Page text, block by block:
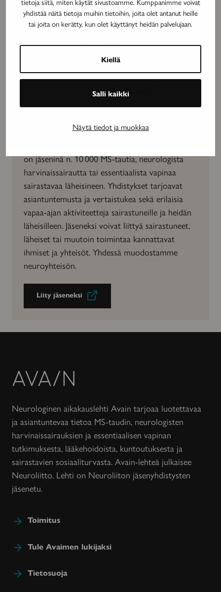
yhdistää näitä tietoja muihin tietoihin, joita olet antanut heille
tai joita on kerätty, kun olet käyttänyt heidän palvelujaan.
Kiellä
Salli kaikki
Näytä tiedot ja muokkaa
Tule mukaan neuroyhteisöön
on jäseninä n. 10 000 MS-tautia, neurologista
harvinaissairautta tai essentiaalista vapinaa
sairastavaa läheisineen. Yhdistykset tarjoavat
asiantuntemusta ja vertaistukea sekä erilaisia
vapaa-ajan aktiviteetteja sairastuneille ja heidän
läheisilleen. Jäseneksi voivat liittyä sairastuneet,
läheiset tai muutoin toimintaa kannattavat
ihmiset ja yhteisöt. Yhdessä muodostamme
neuroyhteisön.
Liity jäseneksi
Avain-
lehti
Neurologinen aikakauslehti Avain tarjoaa luotettavaa
ja asiantuntevaa tietoa MS-taudin, neurologisten
harvinaissairauksien ja essentiaalisen vapinan
tutkimuksesta, lääkehoidoista, kuntoutuksesta ja
sairastavien sosiaaliturvasta. Avain-lehteä julkaisee
Neuroliitto. Lehti on Neuroliiton jäsenyhdistysten
jäsenetu.
Toimitus
Tule Avaimen lukijaksi
Tietosuoja